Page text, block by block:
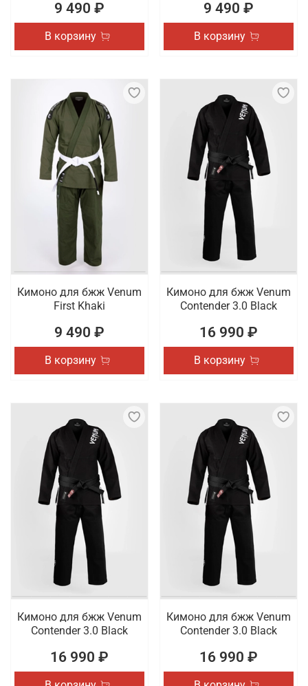
9 490 ₽
В корзину
9 490 ₽
В корзину
Кимоно для бжж Venum
First Khaki
9 490 ₽
В корзину
Кимоно для бжж Venum
Contender 3.0 Black
16 990 ₽
В корзину
Кимоно для бжж Venum
Contender 3.0 Black
16 990 ₽
Кимоно для бжж Venum
Contender 3.0 Black
16 990 ₽